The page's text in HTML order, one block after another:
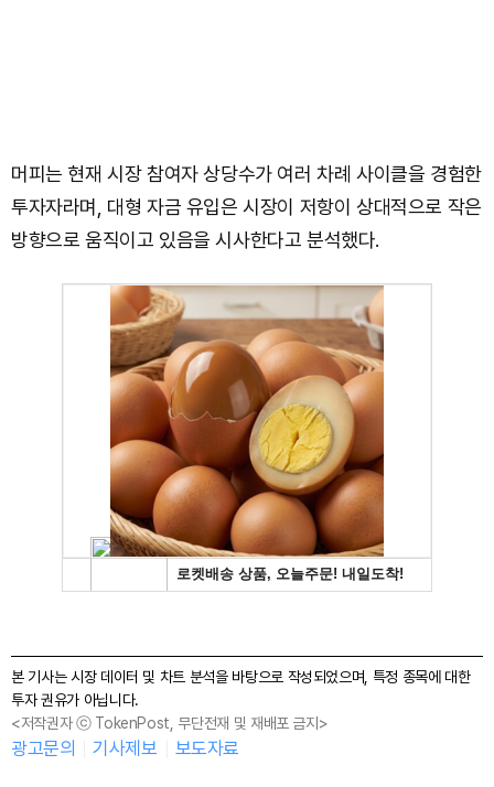
머피는 현재 시장 참여자 상당수가 여러 차례 사이클을 경험한
투자자라며, 대형 자금 유입은 시장이 저항이 상대적으로 작은
방향으로 움직이고 있음을 시사한다고 분석했다.
본 기사는 시장 데이터 및 차트 분석을 바탕으로 작성되었으며, 특정 종목에 대한
투자 권유가 아닙니다.
<저작권자 ⓒ TokenPost, 무단전재 및 재배포 금지>
광고문의 기사제보 보도자료